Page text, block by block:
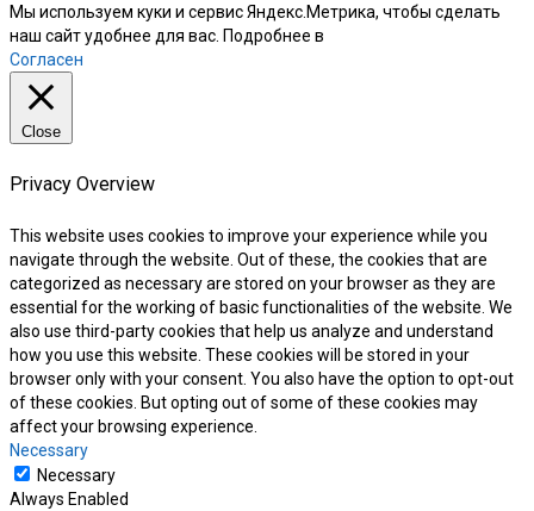
Мы используем куки и сервис Яндекс.Метрика, чтобы сделать
наш сайт удобнее для вас. Подробнее в
Согласен
Close
Privacy Overview
This website uses cookies to improve your experience while you
navigate through the website. Out of these, the cookies that are
categorized as necessary are stored on your browser as they are
essential for the working of basic functionalities of the website. We
also use third-party cookies that help us analyze and understand
how you use this website. These cookies will be stored in your
browser only with your consent. You also have the option to opt-out
of these cookies. But opting out of some of these cookies may
affect your browsing experience.
Necessary
Necessary
Always Enabled